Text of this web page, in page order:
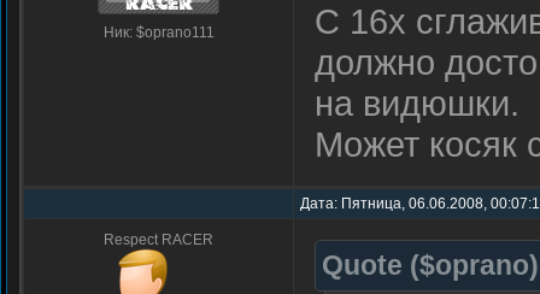
Ник: $oprano111
C 16x
должно
на видюшки.
Может косяк
Дата: Пятница, 06.06.2008,
Respect RACER
Quote ($oprano)